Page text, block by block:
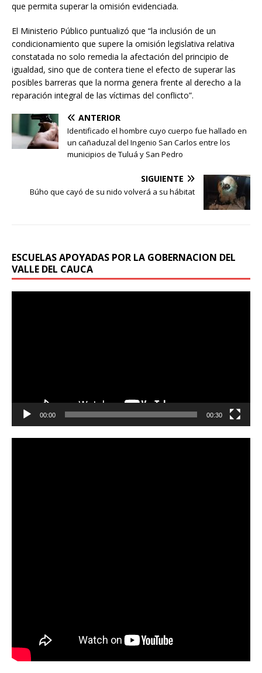
que permita superar la omisión evidenciada.
El Ministerio Público puntualizó que “la inclusión de un
condicionamiento que supere la omisión legislativa relativa
constatada no solo remedia la afectación del principio de
igualdad, sino que de contera tiene el efecto de superar las
posibles barreras que la norma genera frente al derecho a la
reparación integral de las víctimas del conflicto”.
ANTERIOR
Identificado el hombre cuyo cuerpo fue hallado en
un cañaduzal del Ingenio San Carlos entre los
municipios de Tuluá y San Pedro
SIGUIENTE
Búho que cayó de su nido volverá a su hábitat
ESCUELAS APOYADAS POR LA GOBERNACION DEL
VALLE DEL CAUCA
00:00 00:30